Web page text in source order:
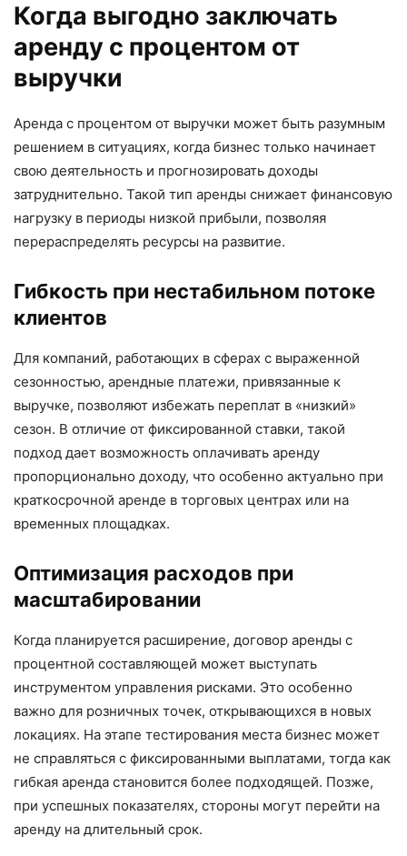
Когда выгодно заключать
аренду с процентом от
выручки
Аренда с процентом от выручки может быть разумным
решением в ситуациях, когда бизнес только начинает
свою деятельность и прогнозировать доходы
затруднительно. Такой тип аренды снижает финансовую
нагрузку в периоды низкой прибыли, позволяя
перераспределять ресурсы на развитие.
Гибкость при нестабильном потоке
клиентов
Для компаний, работающих в сферах с выраженной
сезонностью, арендные платежи, привязанные к
выручке, позволяют избежать переплат в «низкий»
сезон. В отличие от фиксированной ставки, такой
подход дает возможность оплачивать аренду
пропорционально доходу, что особенно актуально при
краткосрочной аренде в торговых центрах или на
временных площадках.
Оптимизация расходов при
масштабировании
Когда планируется расширение, договор аренды с
процентной составляющей может выступать
инструментом управления рисками. Это особенно
важно для розничных точек, открывающихся в новых
локациях. На этапе тестирования места бизнес может
не справляться с фиксированными выплатами, тогда как
гибкая аренда становится более подходящей. Позже,
при успешных показателях, стороны могут перейти на
аренду на длительный срок.